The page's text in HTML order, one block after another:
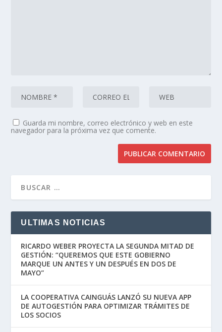
Guarda mi nombre, correo electrónico y web en este
navegador para la próxima vez que comente.
ULTIMAS NOTICIAS
RICARDO WEBER PROYECTA LA SEGUNDA MITAD DE
GESTIÓN: “QUEREMOS QUE ESTE GOBIERNO
MARQUE UN ANTES Y UN DESPUÉS EN DOS DE
MAYO”
LA COOPERATIVA CAINGUÁS LANZÓ SU NUEVA APP
DE AUTOGESTIÓN PARA OPTIMIZAR TRÁMITES DE
LOS SOCIOS